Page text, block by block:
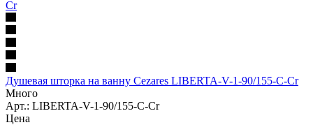
Душевая шторка на ванну Cezares LIBERTA-V-1-90/155-C-Cr
Много
Арт.: LIBERTA-V-1-90/155-C-Cr
Цена